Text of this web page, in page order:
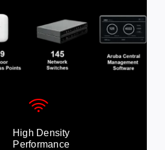
High Density
Performance